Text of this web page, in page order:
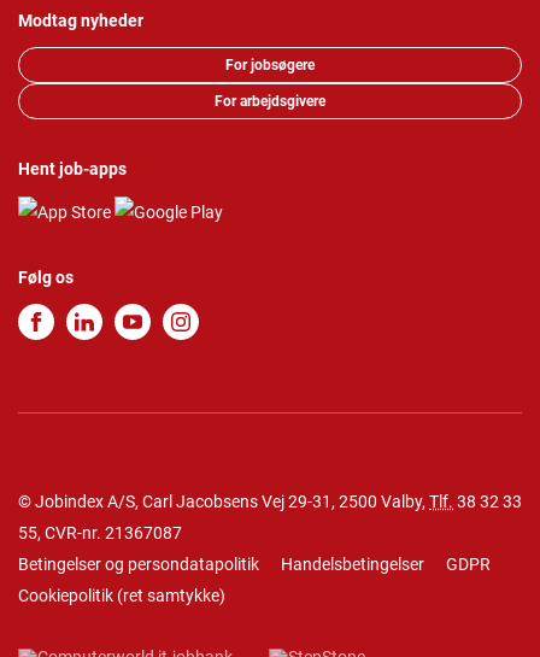
Modtag nyheder
For jobsøgere
For arbejdsgivere
Hent job-apps
Følg os
© Jobindex A/S, Carl Jacobsens Vej 29-31, 2500 Valby, Tlf. 38 32 33
55, CVR-nr. 21367087
Betingelser og persondatapolitik
Handelsbetingelser
GDPR
Cookiepolitik (ret samtykke)